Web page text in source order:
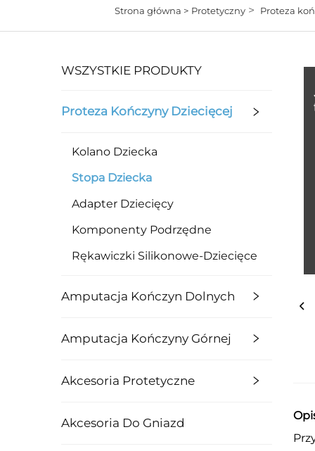
Strona główna > Protetyczny> Proteza
WSZYSTKIE PRODUKTY
Proteza Kończyny Dziecięcej
Kolano Dziecka
Stopa Dziecka
Adapter Dziecięcy
Komponenty Podrzędne
Rękawiczki Silikonowe-Dziecięce
Amputacja Kończyn Dolnych
Amputacja Kończyny Górnej
Akcesoria Protetyczne
Akcesoria Do Gniazd